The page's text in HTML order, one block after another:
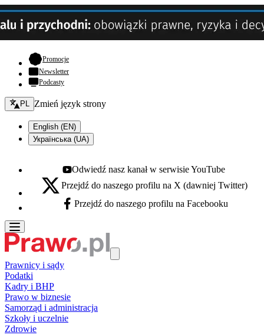
Promocje- otwiera się w nowej karcie
Newsletter
Podcasty
Zmień język - bieżący:
PL Zmień język strony
English (EN)
Українська (UA)
Youtube - otwiera się w nowej karcie
Odwiedź nasz kanał w serwisie YouTube
X - otwiera się w nowej karcie
Przejdź do naszego profilu na X (dawniej Twitter)
Facebook - otwiera się w nowej karcie
Przejdź do naszego profilu na Facebooku
Prawnicy i sądy
Podatki
Kadry i BHP
Prawo w biznesie
Samorząd i administracja
Szkoły i uczelnie
Zdrowie